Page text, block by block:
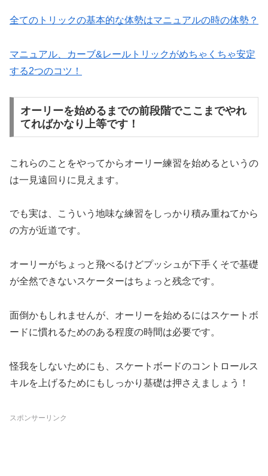
全てのトリックの基本的な体勢はマニュアルの時の体勢？
マニュアル、カーブ&レールトリックがめちゃくちゃ安定
する2つのコツ！
オーリーを始めるまでの前段階でここまでやれ
てればかなり上等です！
これらのことをやってからオーリー練習を始めるというの
は一見遠回りに見えます。
でも実は、こういう地味な練習をしっかり積み重ねてから
の方が近道です。
オーリーがちょっと飛べるけどプッシュが下手くそで基礎
が全然できないスケーターはちょっと残念です。
面倒かもしれませんが、オーリーを始めるにはスケートボ
ードに慣れるためのある程度の時間は必要です。
怪我をしないためにも、スケートボードのコントロールス
キルを上げるためにもしっかり基礎は押さえましょう！
スポンサーリンク